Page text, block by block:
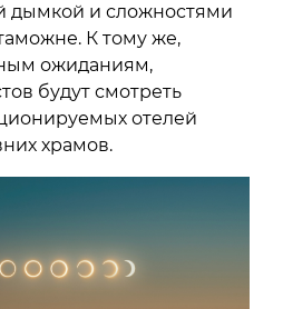
дымкой и сложностями
К тому же,
ожиданиям,
будут смотреть
отелей
храмов.